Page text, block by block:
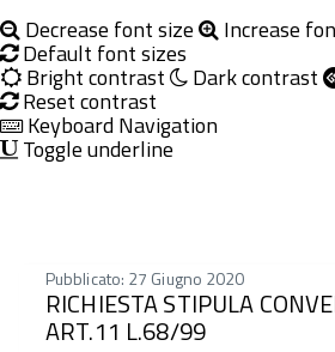
Decrease font size Increase
Default font sizes
Bright contrast Dark contrast
Reset contrast
Keyboard Navigation
Toggle underline
Pubblicato: 27 Giugno 2020
RICHIESTA STIPULA
ART.11 L.68/99